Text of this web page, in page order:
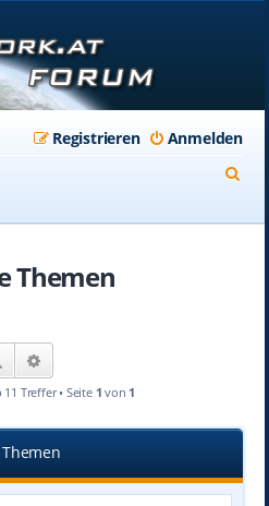
Anmelden
Registrieren
Themen
Suche
Treffer • Seite 1 von 1
Themen